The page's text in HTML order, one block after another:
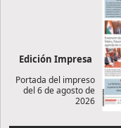
Edición Impresa
Portada del impreso
del 6 de agosto de
2026